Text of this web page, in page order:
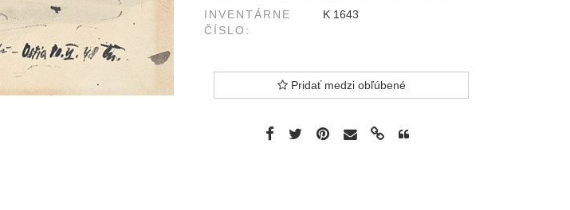
INVENTÁRNE
ČÍSLO:
K 1643
Pridať medzi obľúbené